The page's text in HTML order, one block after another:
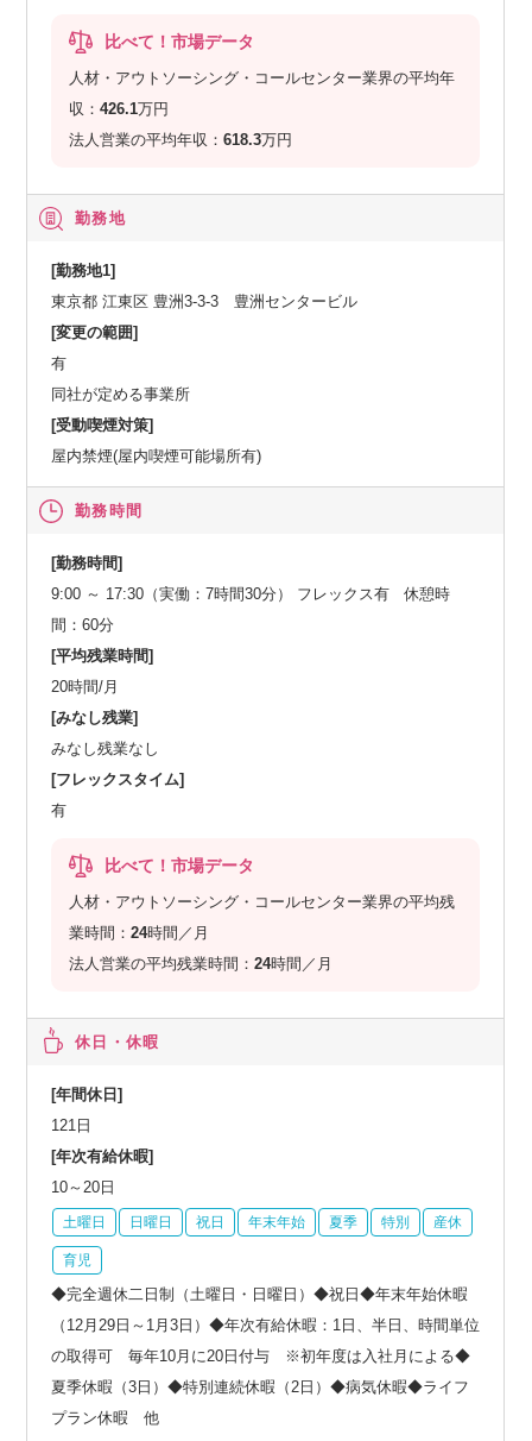
比べて！市場データ
人材・アウトソーシング・コールセンター業界の平均年
収：426.1万円
法人営業の平均年収：618.3万円
勤務地
[勤務地1]
東京都 江東区 豊洲3-3-3 豊洲センタービル
[変更の範囲]
有
同社が定める事業所
[受動喫煙対策]
屋内禁煙(屋内喫煙可能場所有)
勤務時間
[勤務時間]
9:00 ～ 17:30（実働：7時間30分） フレックス有 休憩時
間：60分
[平均残業時間]
20時間/月
[みなし残業]
みなし残業なし
[フレックスタイム]
有
比べて！市場データ
人材・アウトソーシング・コールセンター業界の平均残
業時間：24時間／月
法人営業の平均残業時間：24時間／月
休日・休暇
[年間休日]
121日
[年次有給休暇]
10～20日
土曜日 日曜日 祝日 年末年始 夏季 特別 産休
育児
◆完全週休二日制（土曜日・日曜日）◆祝日◆年末年始休暇
（12月29日～1月3日）◆年次有給休暇：1日、半日、時間単位
の取得可 毎年10月に20日付与 ※初年度は入社月による◆
夏季休暇（3日）◆特別連続休暇（2日）◆病気休暇◆ライフ
プラン休暇 他